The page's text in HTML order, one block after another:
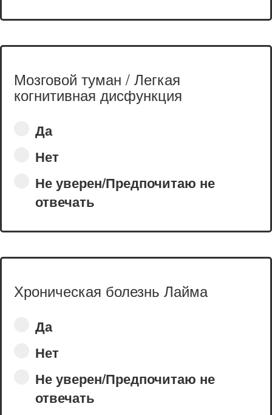
Мозговой туман / Легкая
когнитивная дисфункция
Да
Нет
Не уверен/Предпочитаю не
отвечать
Хроническая болезнь Лайма
Да
Нет
Не уверен/Предпочитаю не
отвечать